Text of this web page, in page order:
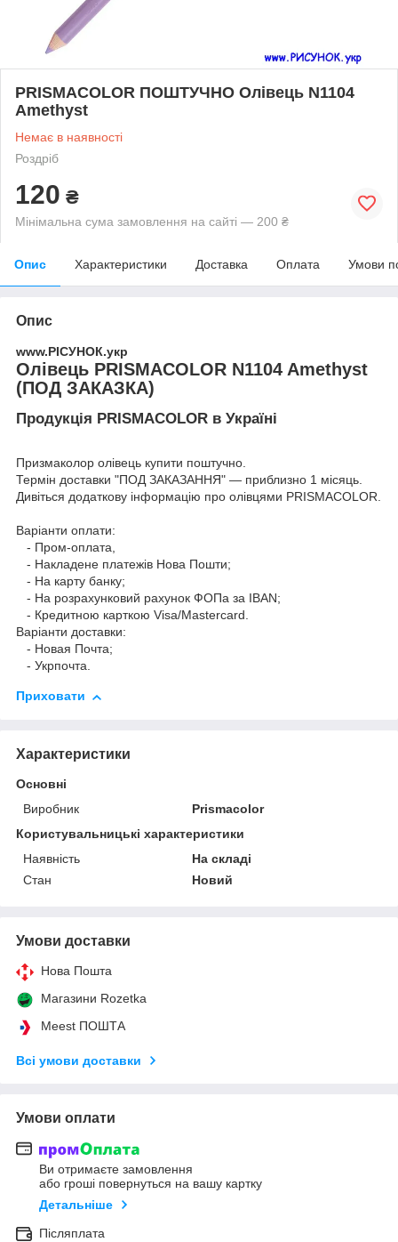
PRISMACOLOR ПОШТУЧНО Олівець N1104
Amethyst
Немає в наявності
Роздріб
120 ₴
Мінімальна сума замовлення на сайті — 200 ₴
Опис Характеристики Доставка Оплата Умови
Опис
www.РІСУНОК.укр
Олівець PRISMACOLOR N1104 Amethyst
(ПОД ЗАКАЗКА)
Продукція PRISMACOLOR в Україні
Призмаколор олівець купити поштучно.
Термін доставки "ПОД ЗАКАЗАННЯ" — приблизно 1 місяць.
Дивіться додаткову інформацію про олівцями PRISMACOLOR.
Варіанти оплати:
- Пром-оплата,
- Накладене платежів Нова Пошти;
- На карту банку;
- На розрахунковий рахунок ФОПа за IBAN;
- Кредитною карткою Visa/Mastercard.
Варіанти доставки:
- Новая Почта;
- Укрпочта.
Приховати
Характеристики
Основні
Виробник
Prismacolor
Користувальницькі характеристики
Наявність
На складі
Стан
Новий
Умови доставки
Нова Пошта
Магазини Rozetka
Meest ПОШТА
Всі умови доставки
Умови оплати
Ви отримаєте замовлення
або гроші повернуться на вашу картку
Детальніше
Післяплата